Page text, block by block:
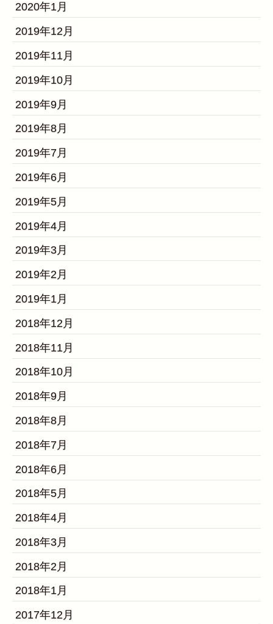
2020年1月
2019年12月
2019年11月
2019年10月
2019年9月
2019年8月
2019年7月
2019年6月
2019年5月
2019年4月
2019年3月
2019年2月
2019年1月
2018年12月
2018年11月
2018年10月
2018年9月
2018年8月
2018年7月
2018年6月
2018年5月
2018年4月
2018年3月
2018年2月
2018年1月
2017年12月